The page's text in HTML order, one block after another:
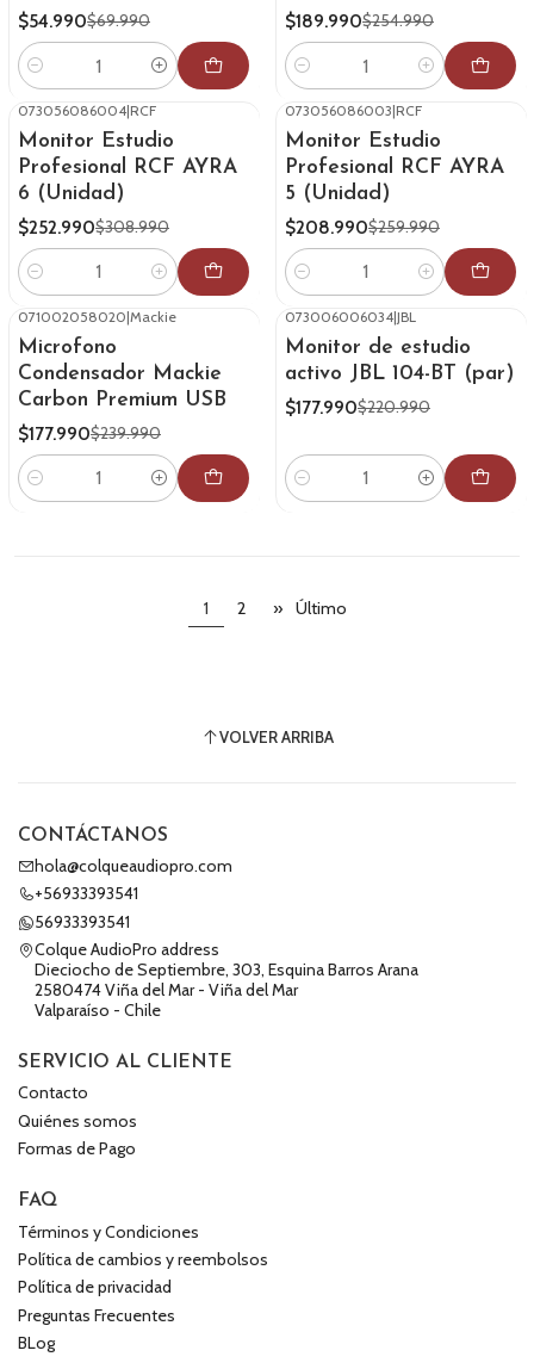
$54.990$69.990
Cantidad
$189.990$254.990
Cantidad
073056086004|RCF
Monitor Estudio
Profesional RCF AYRA
6 (Unidad)
$252.990$308.990
Cantidad
073056086003|RCF
Monitor Estudio
Profesional RCF AYRA
5 (Unidad)
$208.990$259.990
Cantidad
071002058020|Mackie
Microfono
Condensador Mackie
Carbon Premium USB
$177.990$239.990
Cantidad
073006006034|JBL
Monitor de estudio
activo JBL 104-BT (par)
$177.990$220.990
Cantidad
1 2 » Último
VOLVER ARRIBA
CONTÁCTANOS
hola@colqueaudiopro.com
+56933393541
56933393541
Colque AudioPro address
Dieciocho de Septiembre, 303, Esquina Barros Arana
2580474 Viña del Mar - Viña del Mar
Valparaíso - Chile
SERVICIO AL CLIENTE
Contacto
Quiénes somos
Formas de Pago
FAQ
Términos y Condiciones
Política de cambios y reembolsos
Política de privacidad
Preguntas Frecuentes
BLog